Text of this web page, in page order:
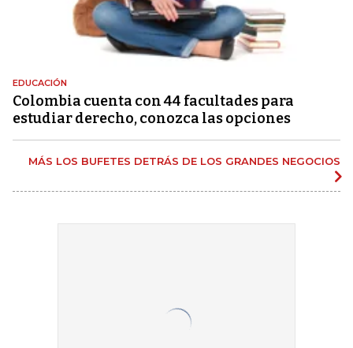
EDUCACIÓN
Colombia cuenta con 44 facultades para
estudiar derecho, conozca las opciones
MÁS LOS BUFETES DETRÁS DE LOS GRANDES NEGOCIOS